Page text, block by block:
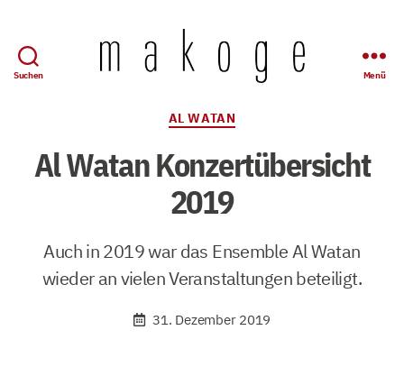
Suchen
Konzertgesellschaft
Wuppertal
V.
Menü
Kategorien
AL WATAN
Al Watan Konzertübersicht
2019
Auch in 2019 war das Ensemble Al Watan
wieder an vielen Veranstaltungen beteiligt.
31. Dezember 2019